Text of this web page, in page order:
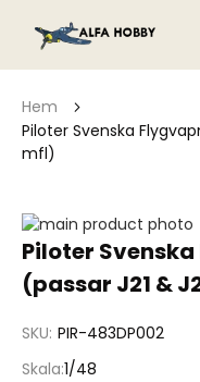
Hem
Piloter Svenska
mfl)
Piloter
(passar J21 &
SKU PIR-483DP002
Skala 1/48
Hoppa
till
slutet
av
Hoppa
till
början
bildgalleriet